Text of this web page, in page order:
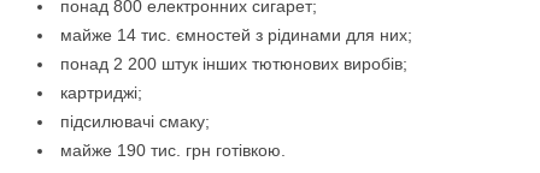
понад 800 електронних сигарет;
майже 14 тис. ємностей з рідинами для них;
понад 2 200 штук інших тютюнових виробів;
картриджі;
підсилювачі смаку;
майже 190 тис. грн готівкою.